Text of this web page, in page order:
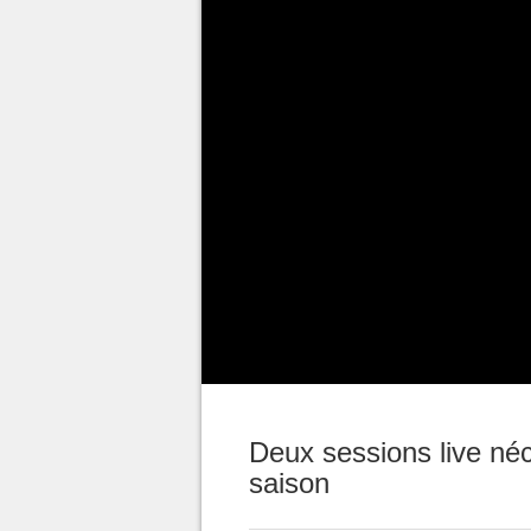
Deux sessions live
saison